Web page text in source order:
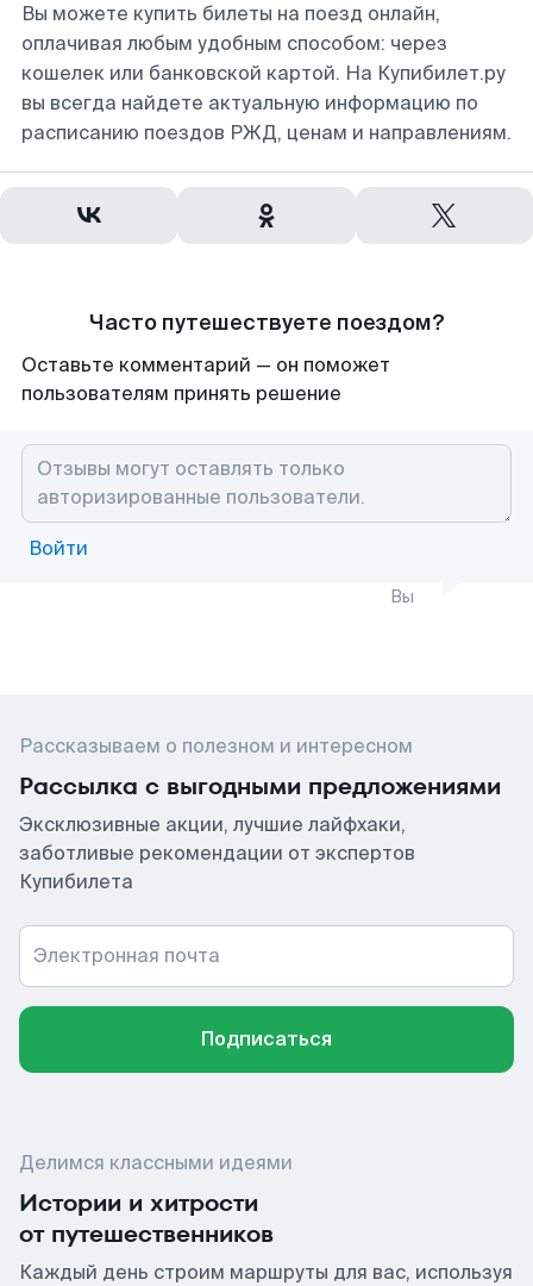
Вы можете купить билеты на поезд онлайн,
оплачивая любым удобным способом: через
кошелек или банковской картой. На Купибилет.ру
вы всегда найдете актуальную информацию по
расписанию поездов РЖД, ценам и направлениям.
Часто путешествуете поездом?
Оставьте комментарий — он поможет
пользователям принять решение
Войти
Вы
Рассказываем о полезном и интересном
Рассылка с выгодными предложениями
Эксклюзивные акции, лучшие лайфхаки,
заботливые рекомендации от экспертов
Купибилета
Электронная почта
Подписаться
Делимся классными идеями
Истории и хитрости
от путешественников
Каждый день строим маршруты для вас, используя